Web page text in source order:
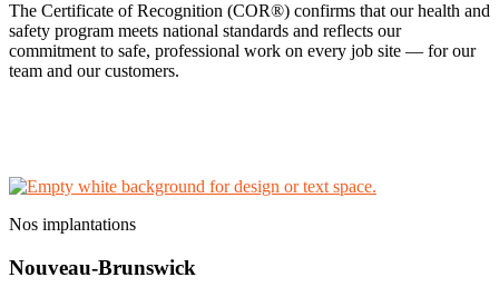
The Certificate of Recognition (COR®) confirms that our health and
safety program meets national standards and reflects our
commitment to safe, professional work on every job site — for our
team and our customers.
Nos implantations
Nouveau-Brunswick